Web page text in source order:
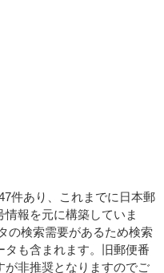
件あり、これまでに日本郵
報を元に構築していま
の検索需要があるため検索
も含まれます。旧郵便番
が非推奨となりますのでご